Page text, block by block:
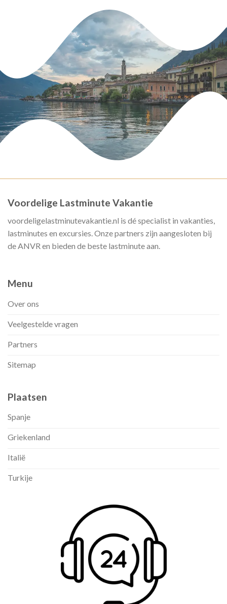
Voordelige Lastminute Vakantie
voordeligelastminutevakantie.nl is dé specialist in vakanties,
lastminutes en excursies. Onze partners zijn aangesloten bij
de ANVR en bieden de beste lastminute aan.
Menu
Over ons
Veelgestelde vragen
Partners
Sitemap
Plaatsen
Spanje
Griekenland
Italië
Turkije